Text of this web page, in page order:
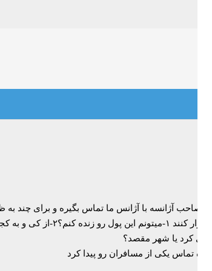
صاحب آژانسه با آژانس ما تماس بگیره و برای